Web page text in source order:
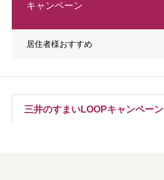
キャンペーン
居住者様おすすめ
三井のすまいLOOPキャンペーン